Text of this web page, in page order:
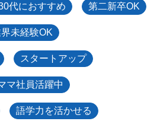
代におすすめ 第二新卒OK
未経験OK
スタートアップ
マ社員活躍中
語学力を活かせる